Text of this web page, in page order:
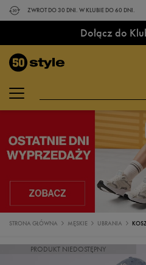
ZWROT DO 30 DNI. W KLUBIE DO 60 DNI.
Dołącz do
STRONA GŁÓWNA MĘSKIE UBRANIA
PRODUKT NIEDOSTĘPNY